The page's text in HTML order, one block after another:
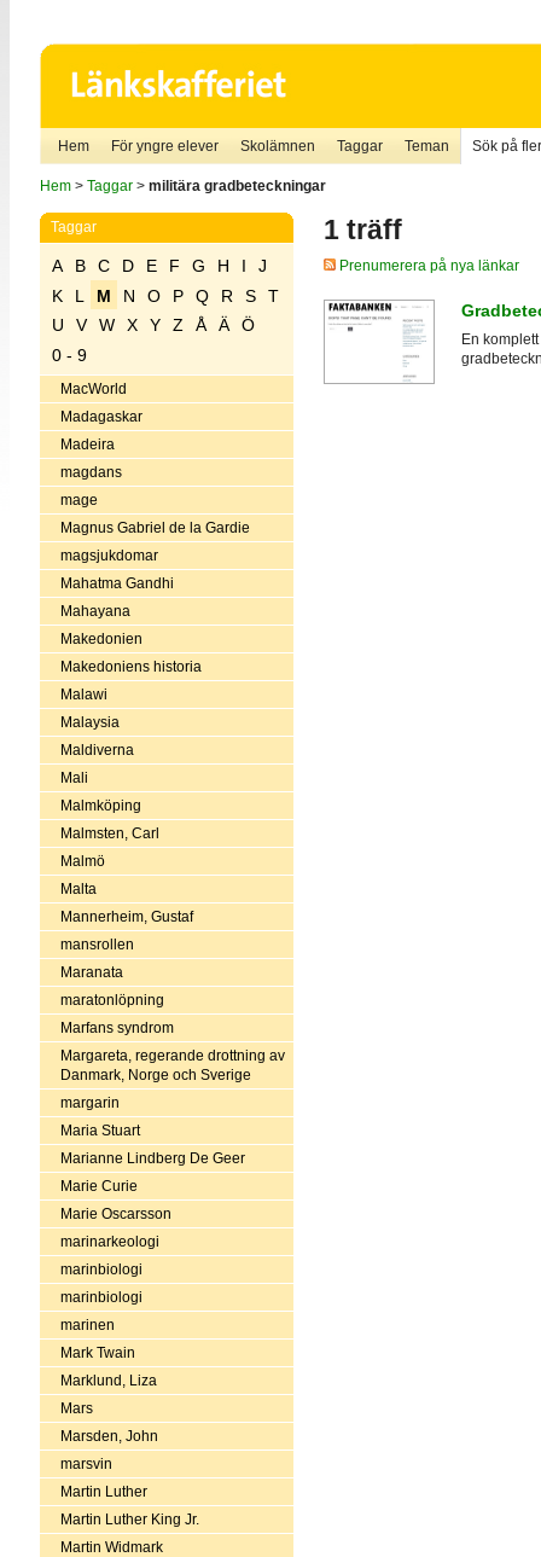
Hem För yngre elever Skolämnen Taggar Teman Sök på
Hem> Taggar> militära gradbeteckningar
Taggar
A B C D E F G H I
J
K
L M N O P Q R S
T
U
V W X Y Z Å Ä
Ö
0 - 9
MacWorld
Madagaskar
Madeira
magdans
mage
Magnus Gabriel de la Gardie
magsjukdomar
Mahatma Gandhi
Mahayana
Makedonien
Makedoniens historia
Malawi
Malaysia
Maldiverna
Mali
Malmköping
Malmsten, Carl
Malmö
Malta
Mannerheim, Gustaf
mansrollen
Maranata
maratonlöpning
Marfans syndrom
Margareta, regerande drottning av
Danmark, Norge och Sverige
margarin
Maria Stuart
Marianne Lindberg De Geer
Marie Curie
Marie Oscarsson
marinarkeologi
marinbiologi
marinbiologi
marinen
Mark Twain
Marklund, Liza
Mars
Marsden, John
marsvin
Martin Luther
Martin Luther King Jr.
Martin Widmark
1 träff
Prenumerera på nya länkar
En